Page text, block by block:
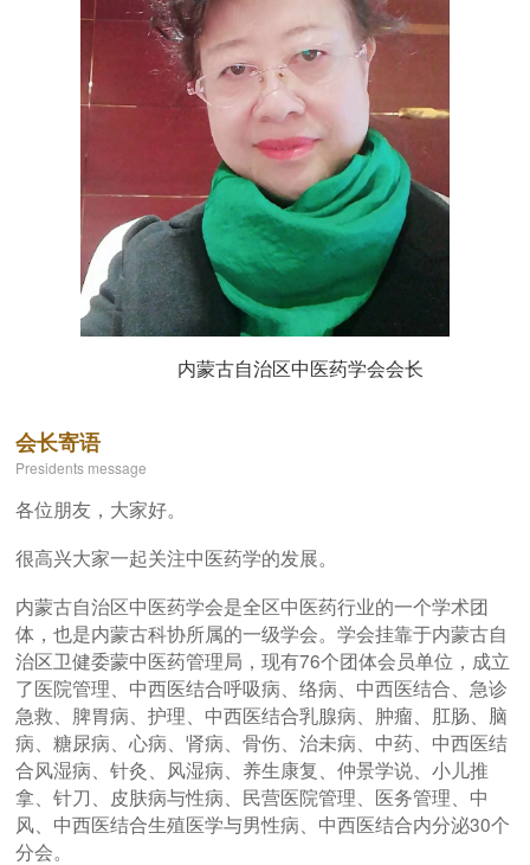
内蒙古自治区中医药学会会长
会长寄语
Presidents message
各位朋友，大家好。
很高兴大家一起关注中医药学的发展。
内蒙古自治区中医药学会是全区中医药行业的一个学术团
体，也是内蒙古科协所属的一级学会。学会挂靠于内蒙古自
治区卫健委蒙中医药管理局，现有76个团体会员单位，成立
了医院管理、中西医结合呼吸病、络病、中西医结合、急诊
急救、脾胃病、护理、中西医结合乳腺病、肿瘤、肛肠、脑
病、糖尿病、心病、肾病、骨伤、治未病、中药、中西医结
合风湿病、针灸、风湿病、养生康复、仲景学说、小儿推
拿、针刀、皮肤病与性病、民营医院管理、医务管理、中
风、中西医结合生殖医学与男性病、中西医结合内分泌30个
分会。